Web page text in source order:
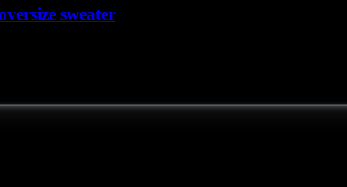
sweater